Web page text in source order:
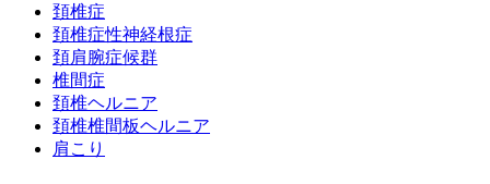
頚椎症
頚椎症性神経根症
頚肩腕症候群
椎間症
頚椎ヘルニア
頚椎椎間板ヘルニア
肩こり